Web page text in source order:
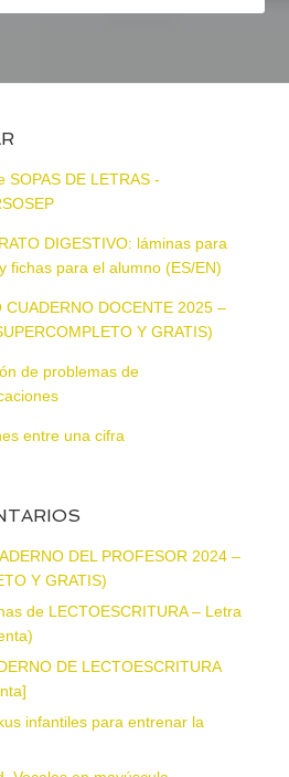
SOPAS DE LETRAS -
DIGESTIVO: láminas para
fichas para el alumno (ES/EN)
CUADERNO DOCENTE 2025 –
Y GRATIS)
de problemas de
entre una cifra
DEL PROFESOR 2024 –
Y GRATIS)
de LECTOESCRITURA – Letra
DE LECTOESCRITURA
infantiles para entrenar la